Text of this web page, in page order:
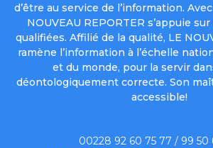
d’être au service de l’information.
NOUVEAU REPORTER s’appuie
qualifiées. Affilié de la qualité, LE
ramène l’information à l’échelle
et du monde, pour la servir
déontologiquement correcte. Son
accessible!
00228 92 60 75 77 / 99 50